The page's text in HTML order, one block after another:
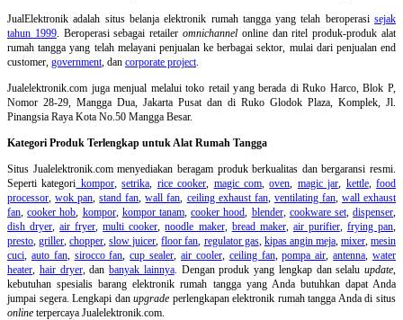
JualElektronik adalah situs belanja elektronik rumah tanggayang telah beroperasisejak
tahun 1999. Beroperasi sebagai retaileromnichannel online dan ritel produk-produk alat
rumah tangga yang telah melayani penjualan ke berbagai sektor, mulai dari penjualan end
customer, government, dan corporate project.
Jualelektronik.com juga menjual melalui toko retail yang berada di Ruko Harco, Blok P,
Nomor 28-29, Mangga Dua, Jakarta Pusat dan di Ruko Glodok Plaza, Komplek, Jl.
Pinangsia Raya Kota No.50 Mangga Besar.
Kategori Produk Terlengkap untuk Alat Rumah Tangga
Situs Jualelektronik.com menyediakan beragam produk berkualitas dan bergaransi resmi.
Seperti kategori kompor,setrika, rice cooker, magic com,oven, magic jar, kettle,food
processor,wok pan,stand fan,wall fan, ceiling exhaust fan, ventilating fan, wall exhaust
fan,cooker hob, kompor, kompor tanam,cooker hood, blender, cookware set,dispenser,
dish dryer,air fryer,multi cooker,noodle maker, bread maker, air purifier, frying pan,
presto,griller,chopper,slow juicer,floor fan, regulator gas, kipas angin meja, mixer,mesin
cuci, auto fan, sirocco fan,cup sealer,air cooler, ceiling fan,pompa air,antenna,water
heater, hair dryer, dan banyak lainnya. Dengan produk yang lengkap dan selalu update,
kebutuhan spesialis barang elektronik rumah tangga yang Anda butuhkan dapat Anda
jumpai segera. Lengkapi danupgrade perlengkapan elektronik rumah tangga Anda di situs
online terpercaya Jualelektronik.com.